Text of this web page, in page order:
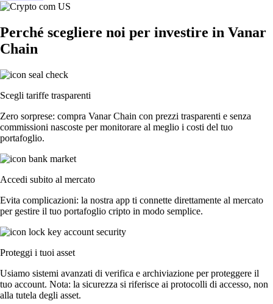
Perché scegliere noi per investire in Vanar
Chain
Scegli tariffe trasparenti
Zero sorprese: compra Vanar Chain con prezzi trasparenti e senza
commissioni nascoste per monitorare al meglio i costi del tuo
portafoglio.
Accedi subito al mercato
Evita complicazioni: la nostra app ti connette direttamente al mercato
per gestire il tuo portafoglio cripto in modo semplice.
Proteggi i tuoi asset
Usiamo sistemi avanzati di verifica e archiviazione per proteggere il
tuo account. Nota: la sicurezza si riferisce ai protocolli di accesso, non
alla tutela degli asset.